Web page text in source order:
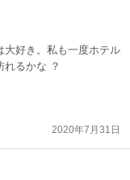
大好き。私も一度ホテル
れるかな ？
2020年7月31日